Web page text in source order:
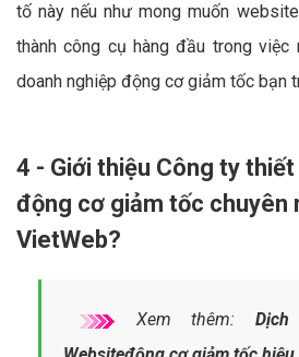
tố này nếu như mong muốn
thành công cụ hàng đầu trong việc
doanh nghiệp động cơ giảm tốc bạn
4 - Giới thiệu Công ty
động cơ giảm tốc chuyên
VietWeb?
Xem thêm: